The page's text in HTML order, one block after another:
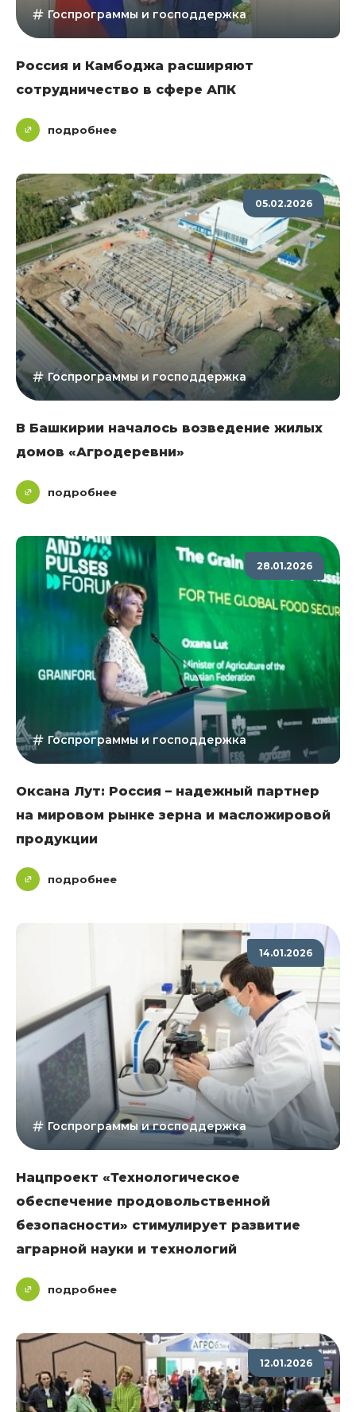
Госпрограммы и господдержка
Россия и Камбоджа расширяют
сотрудничество в сфере АПК
подробнее
05.02.2026
Госпрограммы и господдержка
В Башкирии началось возведение жилых
домов «Агродеревни»
подробнее
28.01.2026
Госпрограммы и господдержка
Оксана Лут: Россия – надежный партнер
на мировом рынке зерна и масложировой
продукции
подробнее
14.01.2026
Госпрограммы и господдержка
Нацпроект «Технологическое
обеспечение продовольственной
безопасности» стимулирует развитие
аграрной науки и технологий
подробнее
12.01.2026